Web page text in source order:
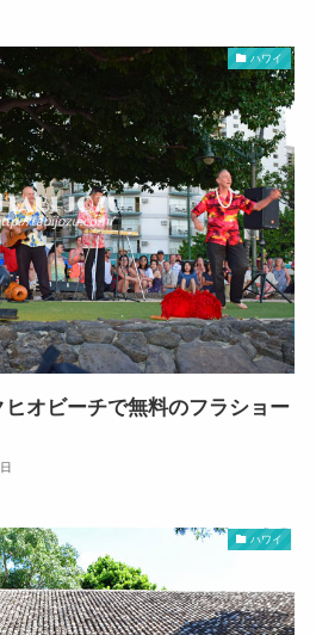
ハワイ
オビーチで無料のフラショー
ハワイ